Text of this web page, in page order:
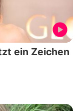
ein Zeichen